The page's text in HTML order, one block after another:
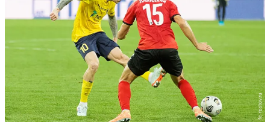
fc-rostov.ru